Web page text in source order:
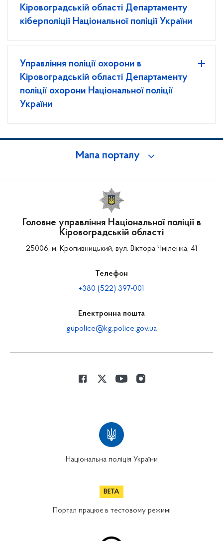
Кіровоградській області Департаменту
кіберполіції Національної поліції України
Управління поліції охорони в
Кіровоградській області Департаменту
поліції охорони Національної поліції
України
Мапа порталу
Головне управління Національної поліції в
Кіровоградській області
25006, м. Кропивницький, вул. Віктора Чміленка, 41
Телефон
+380 (522) 397-001
Електронна пошта
gupolice@kg.police.gov.ua
Національна поліція України
Портал працює в тестовому режимі